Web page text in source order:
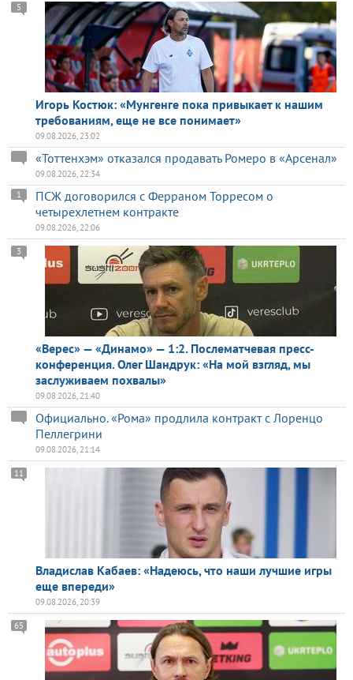
Игорь Костюк: «Мунгенге пока привыкает к нашим
требованиям, еще не все понимает»
5
09.08.2026, 23:02
«Тоттенхэм» отказался продавать Ромеро в «Арсенал»
09.08.2026, 22:34
ПСЖ договорился с Ферраном Торресом о
четырехлетнем контракте
1
09.08.2026, 22:06
«Верес» — «Динамо» — 1:2. Послематчевая пресс-
конференция. Олег Шандрук: «На мой взгляд, мы
заслуживаем похвалы»
3
09.08.2026, 21:40
Официально. «Рома» продлила контракт с Лоренцо
Пеллегрини
09.08.2026, 21:14
Владислав Кабаев: «Надеюсь, что наши лучшие игры
еще впереди»
11
09.08.2026, 20:39
65